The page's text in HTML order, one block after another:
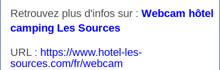
Retrouvez plus d'infos sur : Webcam hôtel
camping Les Sources
URL : https://www.hotel-les-
sources.com/fr/webcam